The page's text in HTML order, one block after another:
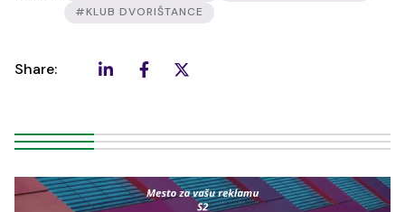
#KLUB DVORIŠTANCE
Share: